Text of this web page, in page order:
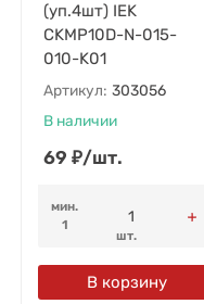
(уп.4шт) IEK
CKMP10D-N-015-
010-K01
Артикул: 303056
В наличии
69 ₽/шт.
мин.
1
шт.
В корзину